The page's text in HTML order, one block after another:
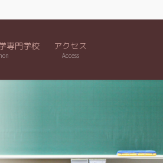
専門学校 アクセス
Access